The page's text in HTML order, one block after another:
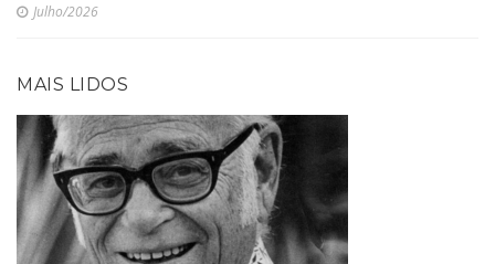
Julho/2026
MAIS LIDOS